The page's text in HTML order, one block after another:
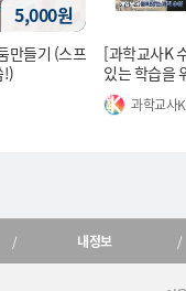
5,000원
만들기 (스프
!)
[과학교사K
있는 학습을
업 사례 나눔
과학교사K
내정보